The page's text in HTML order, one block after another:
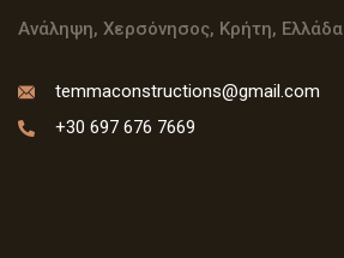
Ανάληψη, Χερσόνησος, Κρήτη, Ελλάδα
temmaconstructions@gmail.com
+30 697 676 7669